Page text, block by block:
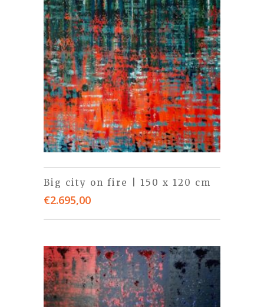
Big city on fire | 150 x 120 cm
€2.695,00